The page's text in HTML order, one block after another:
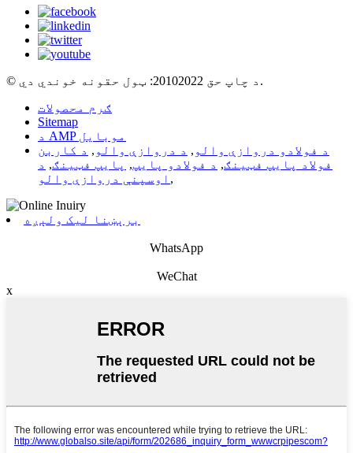
© د چاپ حق 20102022: ټول حقونه خوندي دي.
ګرم محصولات
Sitemap
د AMP موبایل
د فولادو دروازې والو , د دروازې والو , د کاربن
فولاد پایپ فټینګ, د فولادو پایپ, پایپ فټینګ, د
اوسپنې دروازې والو ,
برېښنا لیک ولېږه
WhatsApp
WeChat
x